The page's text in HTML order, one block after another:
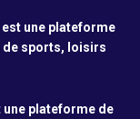
une plateforme
de sports, loisirs
une plateforme de